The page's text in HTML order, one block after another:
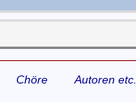
Chöre
Autoren etc.